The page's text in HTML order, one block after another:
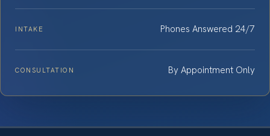
INTAKE Phones Answered 24/7
CONSULTATION By Appointment Only